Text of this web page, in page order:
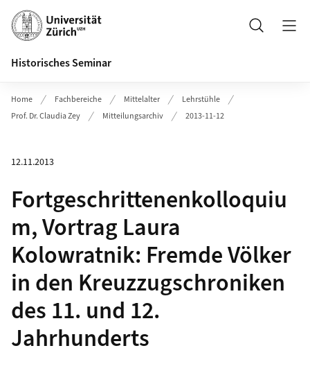
Header
Suche
Historisches Seminar
Home Fachbereiche Mittelalter
Lehrstühle
Prof. Dr. Claudia Zey
Mitteilungsarchiv 2013-11-12
12.11.2013
Fortgeschrittenenkolloquiu
m, Vortrag Laura
Kolowratnik: Fremde Völker
in den Kreuzzugschroniken
des 11. und 12.
Jahrhunderts